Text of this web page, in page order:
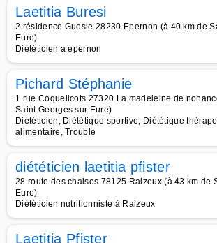
Laetitia Buresi
2 résidence Guesle 28230 Epernon (à 40 km de
Eure)
Diététicien à épernon
Pichard Stéphanie
1 rue Coquelicots 27320 La madeleine de
Saint Georges sur Eure)
Diététicien, Diététique sportive, Diététique
alimentaire, Trouble
diététicien laetitia pfister
28 route des chaises 78125 Raizeux (à 43 km de
Eure)
Diététicien nutritionniste à Raizeux
Laetitia Pfister